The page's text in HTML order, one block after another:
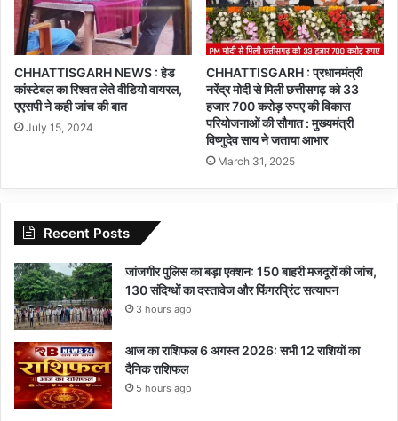
CHHATTISGARH NEWS : हेड
कांस्टेबल का रिश्वत लेते वीडियो वायरल,
एएसपी ने कही जांच की बात
July 15, 2024
CHHATTISGARH : प्रधानमंत्री
नरेंद्र मोदी से मिली छत्तीसगढ़ को 33
हजार 700 करोड़ रुपए की विकास
परियोजनाओं की सौगात : मुख्यमंत्री
विष्णुदेव साय ने जताया आभार
March 31, 2025
Recent Posts
जांजगीर पुलिस का बड़ा एक्शन: 150 बाहरी मजदूरों की जांच,
130 संदिग्धों का दस्तावेज और फिंगरप्रिंट सत्यापन
3 hours ago
आज का राशिफल 6 अगस्त 2026: सभी 12 राशियों का
दैनिक राशिफल
5 hours ago